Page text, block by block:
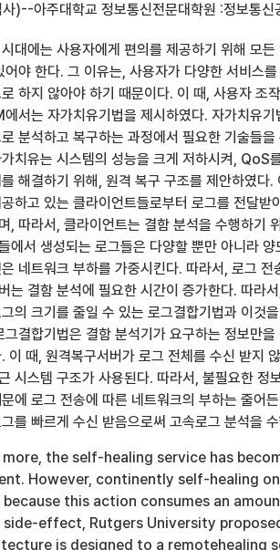
사)--아주대학교 정보통신전문대학원 :정보통
대에는 사용자에게 편의를 제공하기 위해 모
어야 한다. 그 이유는, 사용자가 다양한 서비스
하지 않아야 하기 때문이다. 이 때, 사용자 조
서는 자가치유기법을 제시하였다. 자가치유
분석하고 복구하는 과정에서 필요한 기술들
치유는 시스템의 성능을 크게 저하시켜,
해결하기 위해, 원격 복구 구조를 제안하였다.
하고 있는 클라이언트들로부터 로그를 전달받
, 따라서, 클라이언트는 결함 분석을 수행하기
에서 생성되는 로그들은 다양할 뿐만 아니라
네트워크 부하를 가중시킨다. 따라서, 로그 전
는 결함 분석에 필요한 시간이 증가한다. 따라
의 크기를 줄일 수 있는 로그결합기법과 이것
그결합기법은 결함 분석기가 요구하는 정보만
이 때, 원격복구서버가 로그 전체를 수신 받지
시스템 구조가 사용된다. 따라서, 불필요한 정
에 로그 전송에 따른 네트워크의 부하는 줄어
를 빠르게 수신 받음으로써 고속로그 분석을
more, the self-healing service has
However, continently self-healing
because this action consumes an
side-effect, Rutgers University
is designed to a remotehealing